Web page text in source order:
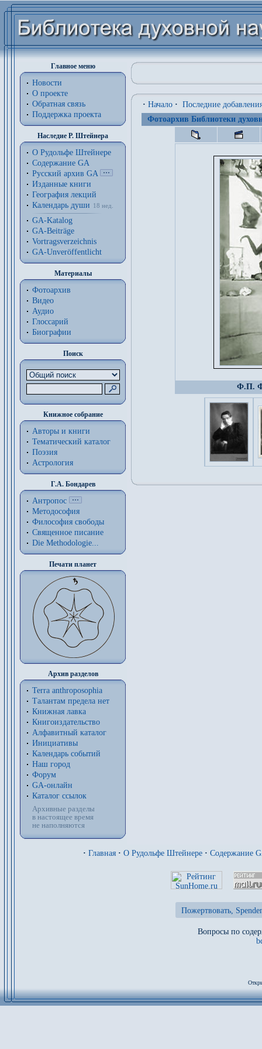
Главное меню
Новости
О проекте
Обратная связь
Поддержка проекта
Наследие Р. Штейнера
О Рудольфе Штейнере
Содержание GA
Русский архив GA
Изданные книги
География лекций
Календарь души
18 нед.
GA-Katalog
GA-Beiträge
Vortragsverzeichnis
GA-Unveröffentlicht
Материалы
Фотоархив
Видео
Аудио
Глоссарий
Биографии
Поиск
Книжное собрание
Авторы и книги
Тематический каталог
Поэзия
Астрология
Г.А. Бондарев
Антропос
Методософия
Философия cвободы
Священное писание
Die Methodologie...
Печати планет
Архив разделов
Terra anthroposophia
Талантам предела нет
Книжная лавка
Книгоиздательство
Алфавитный каталог
Инициативы
Календарь событий
Наш город
Форум
GA-онлайн
Каталог ссылок
Архивные разделы
в настоящее время
не наполняются
· Начало · Последние
Фотоархив Библиотеки
Ф.П.
· Главная · О Рудольфе Штейнере · Содержание
Пожертвовать,
Вопросы по